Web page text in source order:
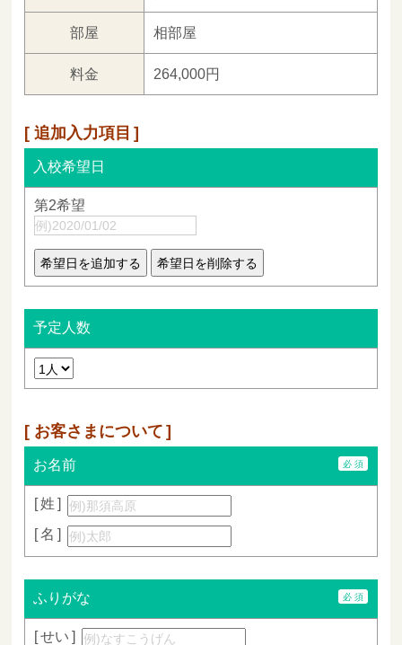
部屋 相部屋
料金 264,000円
追加入力項目
入校希望日
第2希望
予定人数
お客さまについて
お名前
姓
名
ふりがな
せい